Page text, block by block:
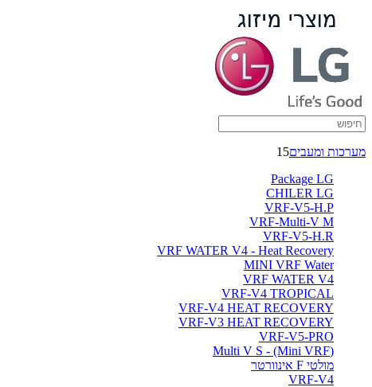
מערכות ומעבים15
Package LG
CHILER LG
VRF-V5-H.P
VRF-Multi-V M
VRF-V5-H.R
VRF WATER V4 - Heat Recovery
MINI VRF Water
VRF WATER V4
VRF-V4 TROPICAL
VRF-V4 HEAT RECOVERY
VRF-V3 HEAT RECOVERY
VRF-V5-PRO
(Multi V S - (Mini VRF
מולטי F אינוורטר
VRF-V4